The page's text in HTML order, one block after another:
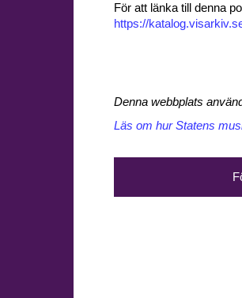
För att länka till denna
https://
Denna webbplats
Läs om hur Statens